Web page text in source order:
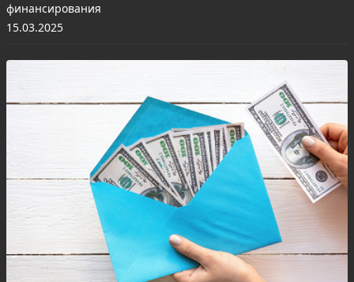
финансирования
15.03.2025